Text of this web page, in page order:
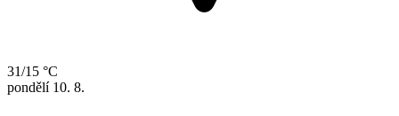
31/15 °C
pondělí 10. 8.